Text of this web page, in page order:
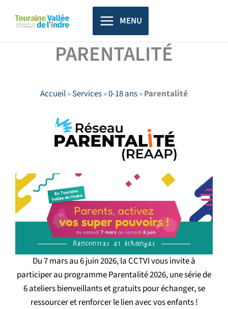
principal
MENU
PARENTALITÉ
Accueil»Services»0-18 ans»Parentalité
Du 7 mars au 6 juin 2026, la CCTVI vous invite à
participer au programme Parentalité 2026, une série de
6 ateliers bienveillants et gratuits pour échanger, se
ressourcer et renforcer le lien avec vos enfants !